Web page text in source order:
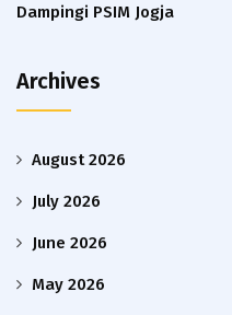
Dampingi PSIM Jogja
Archives
August 2026
July 2026
June 2026
May 2026